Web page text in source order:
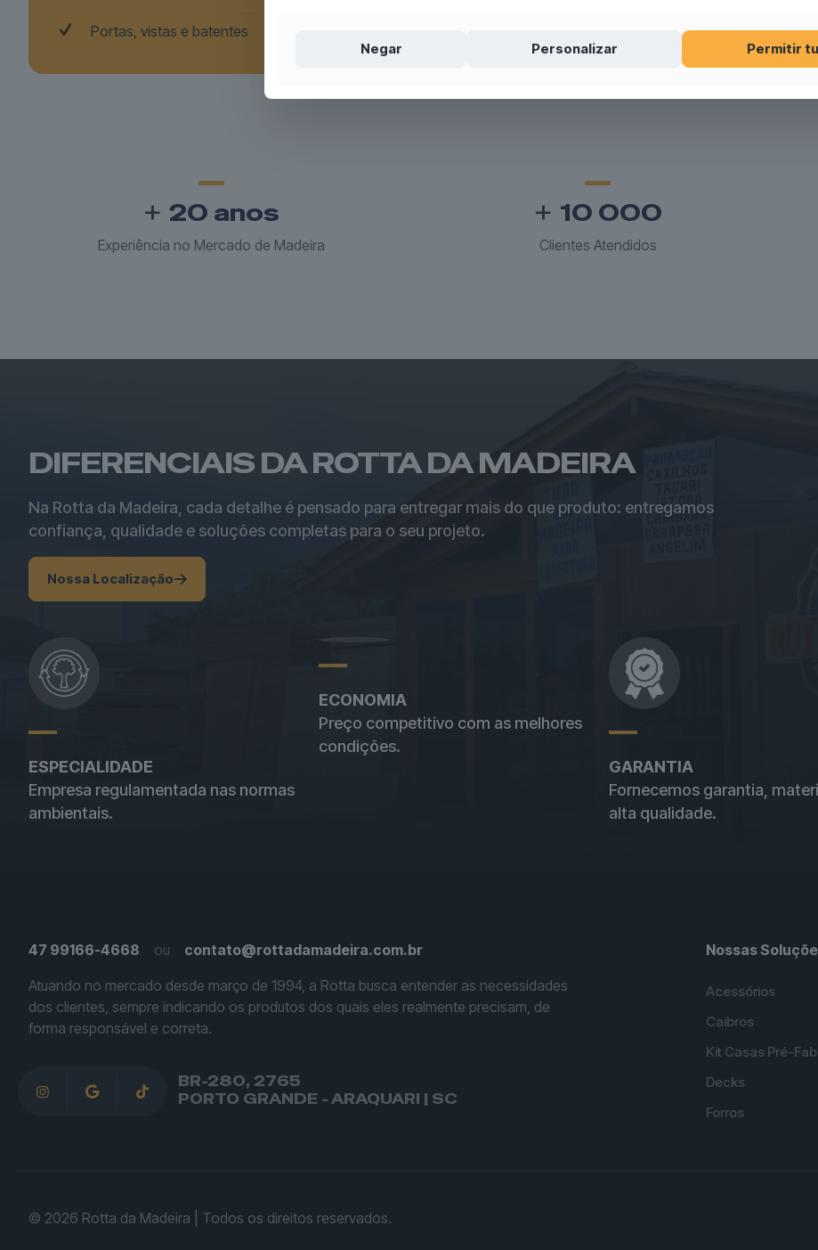
Portas, vistas e batentes
+ 20 anos
Experiência no Mercado de Madeira
+ 10 000
Clientes Atendidos
DIFERENCIAIS DA ROTTA DA MADEIRA
Na Rotta da Madeira, cada detalhe é pensado para entregar mais do que produto: entregamos
confiança, qualidade e soluções completas para o seu projeto.
Nossa Localização
ESPECIALIDADE
Empresa regulamentada nas normas
ambientais.
ECONOMIA
Preço competitivo com as melhores
condições.
GARANTIA
Fornecemos garantia,
alta qualidade.
47 99166-4668 ou
contato@rottadamadeira.com.br
Atuando no mercado desde março de 1994, a Rotta busca entender as necessidades
dos clientes, sempre indicando os produtos dos quais eles realmente precisam, de
forma responsável e correta.
BR-280, 2765
PORTO GRANDE - ARAQUARI | SC
Nossas
Acessórios
Caibros
Kit Casas Pré-
Decks
Forros
© 2026 Rotta da Madeira | Todos os direitos reservados.
Negar Personalizar Permitir